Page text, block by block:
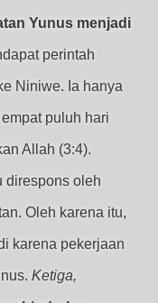
Yunus menjadi
perintah
Niniwe. Ia hanya
puluh hari
Allah (3:4).
direspons oleh
Oleh karena itu,
karena pekerjaan
Ketiga,